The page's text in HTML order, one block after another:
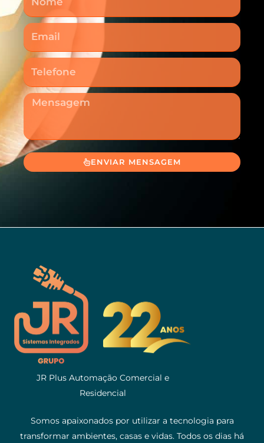
Email
Telefone
Mensagem
ENVIAR MENSAGEM
JR Plus Automação Comercial e
Residencial
Somos apaixonados por utilizar a tecnologia para
transformar ambientes, casas e vidas. Todos os dias há